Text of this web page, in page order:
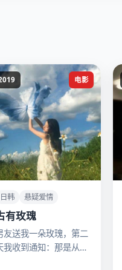
电影
日韩 悬疑爱情
有玫瑰
友送我一朵玫瑰，第二
我收到通知：那是从他